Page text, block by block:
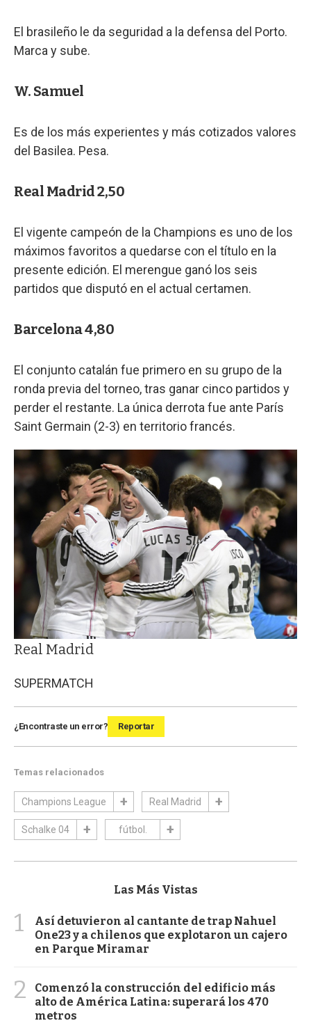
El brasileño le da seguridad a la defensa del Porto.
Marca y sube.
W. Samuel
Es de los más experientes y más cotizados valores
del Basilea. Pesa.
Real Madrid 2,50
El vigente campeón de la Champions es uno de los
máximos favoritos a quedarse con el título en la
presente edición. El merengue ganó los seis
partidos que disputó en el actual certamen.
Barcelona 4,80
El conjunto catalán fue primero en su grupo de la
ronda previa del torneo, tras ganar cinco partidos y
perder el restante. La única derrota fue ante París
Saint Germain (2-3) en territorio francés.
Real Madrid
SUPERMATCH
¿Encontraste un error? Reportar
Temas relacionados
Champions League Real Madrid
Schalke 04 fútbol.
Las Más Vistas
1
Así detuvieron al cantante de trap Nahuel
One23 y a chilenos que explotaron un cajero
en Parque Miramar
2
Comenzó la construcción del edificio más
alto de América Latina: superará los 470
metros